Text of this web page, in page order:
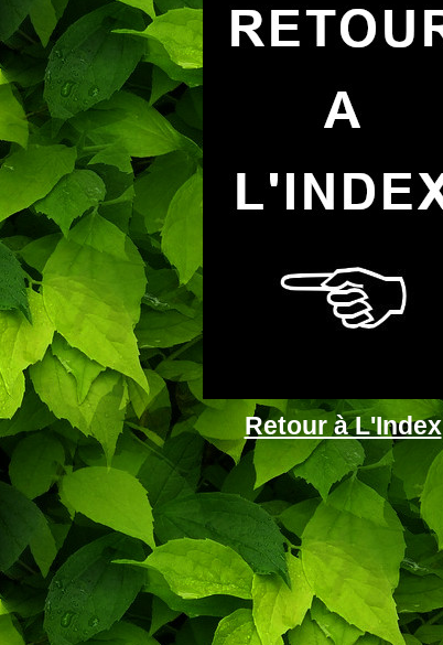
Retour à L'Index